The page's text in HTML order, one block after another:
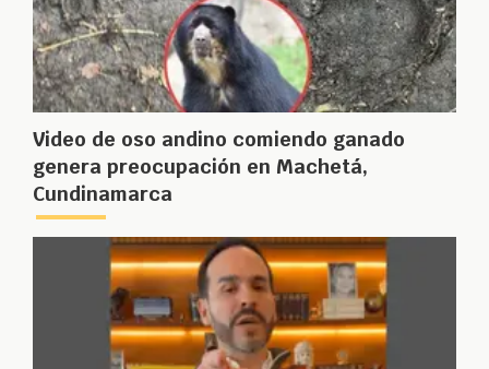
Video de oso andino comiendo ganado
genera preocupación en Machetá,
Cundinamarca